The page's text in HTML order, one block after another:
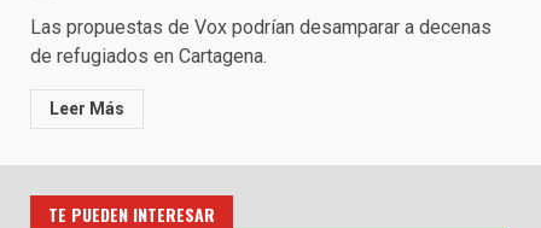
Las propuestas de Vox podrían desamparar a decenas
de refugiados en Cartagena.
Leer Más
TE PUEDEN INTERESAR